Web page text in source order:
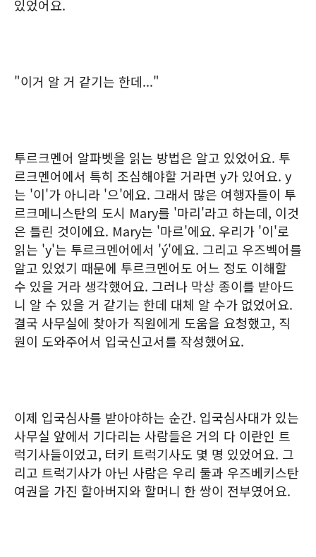
있었어요.
"이거 알 거 같기는 한데..."
투르크멘어 알파벳을 읽는 방법은 알고 있었어요. 투
르크멘어에서 특히 조심해야할 거라면 y가 있어요. y
는 '이'가 아니라 '으'에요. 그래서 많은 여행자들이 투
르크메니스탄의 도시 Mary를 '마리'라고 하는데, 이것
은 틀린 것이에요. Mary는 '마르'에요. 우리가 '이'로
읽는 'y'는 투르크멘어에서 'ý'에요. 그리고 우즈벡어를
알고 있었기 때문에 투르크멘어도 어느 정도 이해할
수 있을 거라 생각했어요. 그러나 막상 종이를 받아드
니 알 수 있을 거 같기는 한데 대체 알 수가 없었어요.
결국 사무실에 찾아가 직원에게 도움을 요청했고, 직
원이 도와주어서 입국신고서를 작성했어요.
이제 입국심사를 받아야하는 순간. 입국심사대가 있는
사무실 앞에서 기다리는 사람들은 거의 다 이란인 트
럭기사들이었고, 터키 트럭기사도 몇 명 있었어요. 그
리고 트럭기사가 아닌 사람은 우리 둘과 우즈베키스탄
여권을 가진 할아버지와 할머니 한 쌍이 전부였어요.